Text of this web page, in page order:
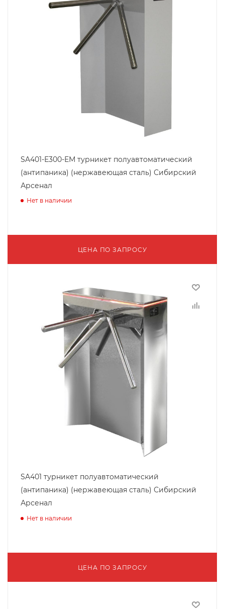
SA401-Е300-ЕМ турникет полуавтоматический
(антипаника) (нержавеющая сталь) Сибирский
Арсенал
Нет в наличии
ЦЕНА ПО ЗАПРОСУ
SA401 турникет полуавтоматический
(антипаника) (нержавеющая сталь) Сибирский
Арсенал
Нет в наличии
ЦЕНА ПО ЗАПРОСУ